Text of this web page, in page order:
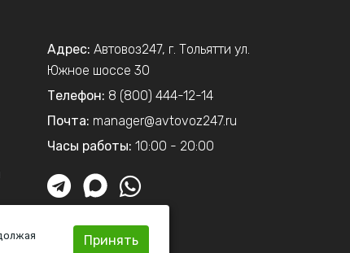
Принять
Адрес: Автовоз247, г. Тольятти ул.
Южное шоссе 30
Телефон: 8 (800) 444-12-14
Почта: manager@avtovoz247.ru
Часы работы: 10:00 - 20:00